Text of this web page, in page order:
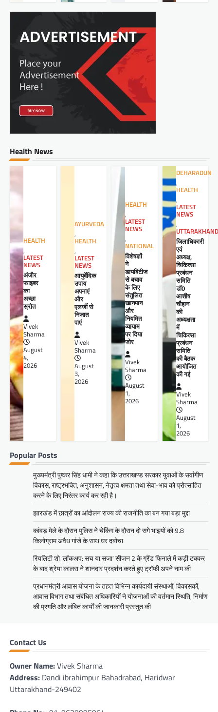
Health News
HEALTH
,
LATEST
NEWS
अंजीर
फाइबर
का
अच्छा
स्रोत
Vivek
Sharma
August
4,
2026
AYURVEDA
,
HEALTH
,
LATEST
NEWS
आयुर्वेदिक
उपाय
अपनाएं
और
एलर्जी से
निजात
पाएं
Vivek
Sharma
August
3,
2026
HEALTH
,
LATEST
NEWS
,
NATIONAL
विशेषज्ञों
ने
डायबिटीज
से बचाव
के लिए
संतुलित
खानपान
और
नियमित
व्यायाम
पर दिया
जोर
Vivek
Sharma
August
1,
2026
DEHARADUN
,
HEALTH
,
LATEST
NEWS
,
UTTARAKHAND
जिलाधिकारी
एवं
अध्यक्ष,
चिकित्सा
प्रबंधन
समिति
डॉ0
आशीष
चौहान
की
अध्यक्षता
में
चिकित्सा
प्रबंधन
समिति
की बैठक
आयोजित
की गई
Vivek
Sharma
August
1,
2026
Popular Posts
मुख्यमंत्री पुष्कर सिंह धामी ने कहा कि उत्तराखण्ड सरकार युवाओं के सर्वांगीण
विकास, राष्ट्रभक्ति, अनुशासन, नेतृत्व क्षमता तथा सेवा-भाव को प्रोत्साहित
करने के लिए निरंतर कार्य कर रही है।
झारखंड में छात्रों का आंदोलन राज्य की राजनीति का बन गया बड़ा मुद्दा
कांवड़ मेले के दौरान पुलिस ने चेकिंग के दौरान दो सगे भाइयों को 9.8
किलोग्राम अवैध गांजे के साथ धर दबोचा
रियलिटी शो ‘लॉकअप: सच या सजा’ सीजन 2 के ग्रैंड फिनाले में कड़ी टक्कर
के बाद श्रेया कालरा ने शानदार प्रदर्शन करते हुए ट्रॉफी अपने नाम की
प्रधानमंत्री आवास योजना के तहत विभिन्न कार्यदायी संस्थाओं, विकासकों,
आवास विभाग तथा संबंधित अधिकारियों ने योजनाओं की वर्तमान स्थिति, निर्माण
की प्रगति और लंबित कार्यों की जानकारी प्रस्तुत की
Contact Us
Owner Name:Vivek Sharma
Address: Dandi ibrahimpur Bahadrabad, Haridwar
Uttarakhand-249402